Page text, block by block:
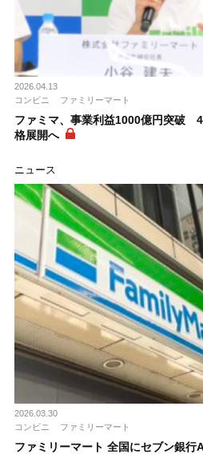
2026.04.13
コンビニ
ファミリーマート
ファミマ、事業利益1000億円突破
格展開へ
ニュース
2026.03.30
コンビニ
ファミリーマート
ファミリーマート 全国にセブン銀行